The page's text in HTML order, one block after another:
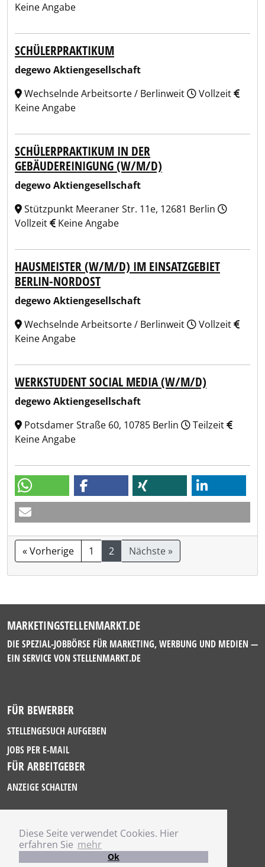
Diese Seite verwendet Cookies. Hier
erfahren Sie mehr
Ok
Keine Angabe
SCHÜLERPRAKTIKUM
degewo Aktiengesellschaft
Wechselnde Arbeitsorte / Berlinweit
Vollzeit
Keine Angabe
SCHÜLERPRAKTIKUM IN DER
GEBÄUDEREINIGUNG (W/M/D)
degewo Aktiengesellschaft
Stützpunkt Meeraner Str. 11e, 12681 Berlin
Vollzeit
Keine Angabe
HAUSMEISTER (W/M/D) IM EINSATZGEBIET
BERLIN-NORDOST
degewo Aktiengesellschaft
Wechselnde Arbeitsorte / Berlinweit
Vollzeit
Keine Angabe
WERKSTUDENT SOCIAL MEDIA (W/M/D)
degewo Aktiengesellschaft
Potsdamer Straße 60, 10785 Berlin
Teilzeit
Keine Angabe
« Vorherige 1 2 Nächste »
MARKETINGSTELLENMARKT.DE
DIE SPEZIAL-JOBBÖRSE FÜR MARKETING, WERBUNG UND MEDIEN —
EIN SERVICE VON STELLENMARKT.DE
FÜR BEWERBER
STELLENGESUCH AUFGEBEN
JOBS PER E-MAIL
FÜR ARBEITGEBER
ANZEIGE SCHALTEN
IMPRESSUM
DATENSCHUTZ